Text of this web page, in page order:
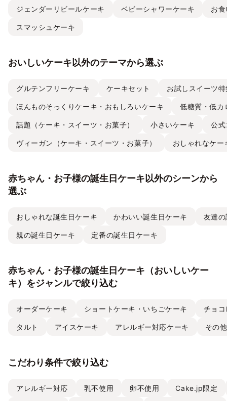
ジェンダーリビールケーキ ベビーシャワーケーキ お
スマッシュケーキ
おいしいケーキ以外のテーマから選ぶ
グルテンフリーケーキ ケーキセット お試しスイーツ
ほんものそっくりケーキ・おもしろいケーキ 低糖質・低カ
話題（ケーキ・スイーツ・お菓子） 小さいケーキ 公
ヴィーガン（ケーキ・スイーツ・お菓子） おしゃれなケー
赤ちゃん・お子様の誕生日ケーキ以外のシーンから
選ぶ
おしゃれな誕生日ケーキ かわいい誕生日ケーキ 友達
親の誕生日ケーキ 定番の誕生日ケーキ
赤ちゃん・お子様の誕生日ケーキ（おいしいケー
キ）をジャンルで絞り込む
オーダーケーキ ショートケーキ・いちごケーキ チョ
タルト アイスケーキ アレルギー対応ケーキ その
こだわり条件で絞り込む
アレルギー対応 乳不使用 卵不使用 Cake.jp限定